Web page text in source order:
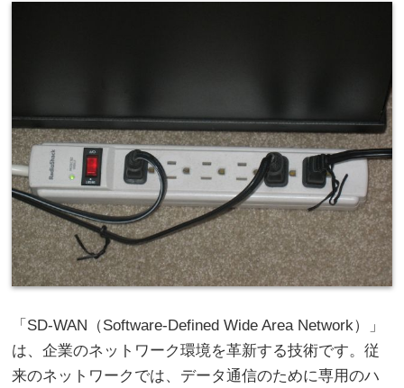
「SD-WAN（Software-Defined Wide Area Network）」
は、企業のネットワーク環境を革新する技術です。従
来のネットワークでは、データ通信のために専用のハ